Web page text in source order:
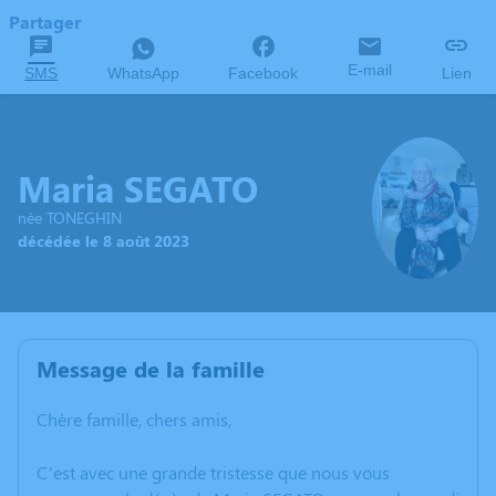
Partager
SMS WhatsApp Facebook E-mail Lien
Maria SEGATO
née TONEGHIN
décédée le 8 août 2023
Message de la famille
Chère famille, chers amis,
C’est avec une grande tristesse que nous vous